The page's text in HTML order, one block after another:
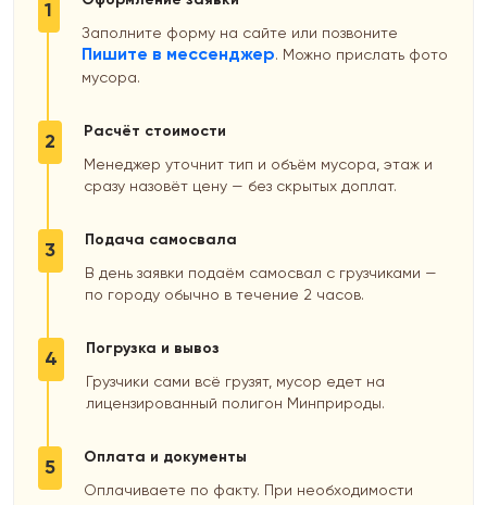
1
Заполните форму на сайте или позвоните
Пишите в мессенджер. Можно прислать фото
мусора.
2 Расчёт стоимости
Менеджер уточнит тип и объём мусора, этаж и
сразу назовёт цену — без скрытых доплат.
3 Подача самосвала
В день заявки подаём самосвал с грузчиками —
по городу обычно в течение 2 часов.
4 Погрузка и вывоз
Грузчики сами всё грузят, мусор едет на
лицензированный полигон Минприроды.
5 Оплата и документы
Оплачиваете по факту. При необходимости